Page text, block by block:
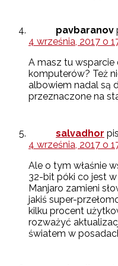
pavbaranov
4 września, 2017 o
A masz tu
komputerów? Też
albowiem nadal są
przeznaczone na
salvadhor
4 września, 2017 o
Ale o tym właśnie
32-bit póki co jest
Manjaro zamieni
jakiś super-
kilku procent
rozważyć
światem w